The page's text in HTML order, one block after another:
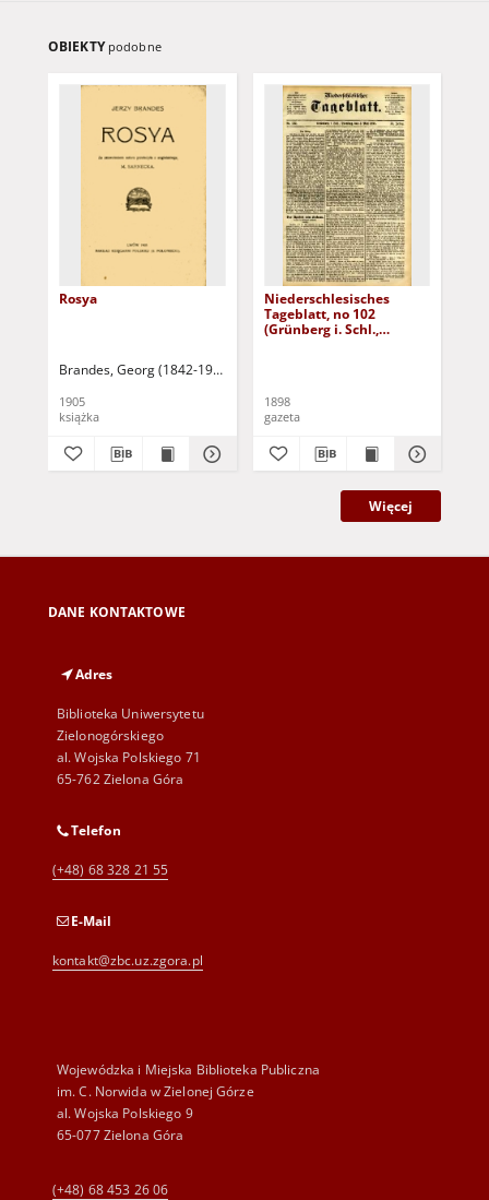
OBIEKTY podobne
Rosya
Brandes, Georg (1842-1927)
1905
książka
Niederschlesisches
Tageblatt, no 102
(Grünberg i. Schl.,
1898
gazeta
Więcej
DANE KONTAKTOWE
Adres
Biblioteka Uniwersytetu
Zielonogórskiego
al. Wojska Polskiego 71
65-762 Zielona Góra
Telefon
(+48) 68 328 21 55
E-Mail
kontakt@zbc.uz.zgora.pl
Wojewódzka i Miejska Biblioteka Publiczna
im. C. Norwida w Zielonej Górze
al. Wojska Polskiego 9
65-077 Zielona Góra
(+48) 68 453 26 06